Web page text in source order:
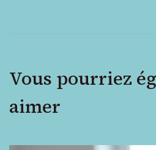
Vous pourriez
aimer